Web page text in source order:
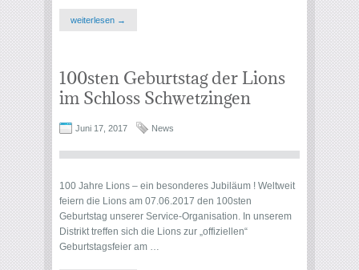
weiterlesen →
100sten Geburtstag der Lions
im Schloss Schwetzingen
Juni 17, 2017 News
100 Jahre Lions – ein besonderes Jubiläum ! Weltweit
feiern die Lions am 07.06.2017 den 100sten
Geburtstag unserer Service-Organisation. In unserem
Distrikt treffen sich die Lions zur „offiziellen“
Geburtstagsfeier am …